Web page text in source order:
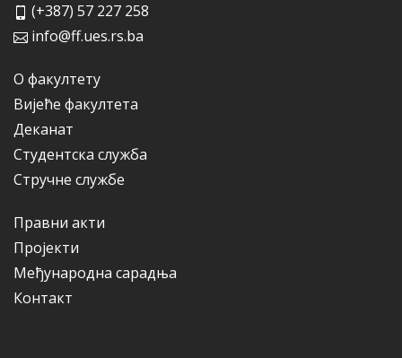
(+387) 57 227 258
info@ff.ues.rs.ba
О факултету
Вијеће факултета
Деканат
Студентска служба
Стручне службе
Правни акти
Пројекти
Међународна сарадња
Контакт